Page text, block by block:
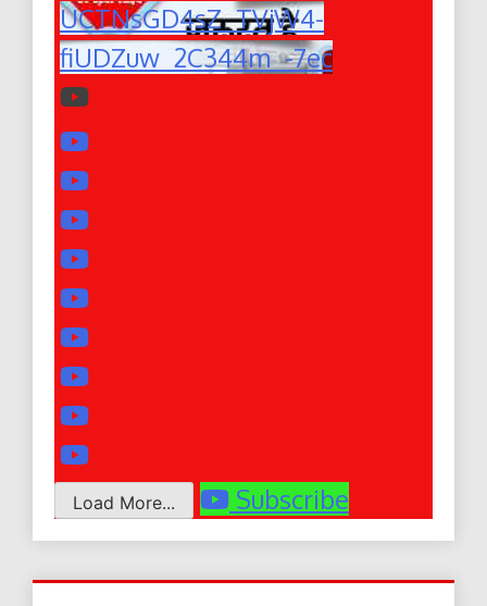
UCTNsGD4sZ_TVjW4-
fiUDZuw_2C344m_-7ec
Load More... Subscribe